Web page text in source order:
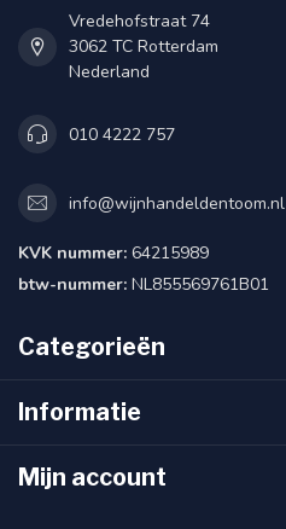
Vredehofstraat 74
3062 TC Rotterdam
Nederland
010 4222 757
info@wijnhandeldentoom.nl
KVK nummer: 64215989
btw-nummer: NL855569761B01
Categorieën
Informatie
Mijn account